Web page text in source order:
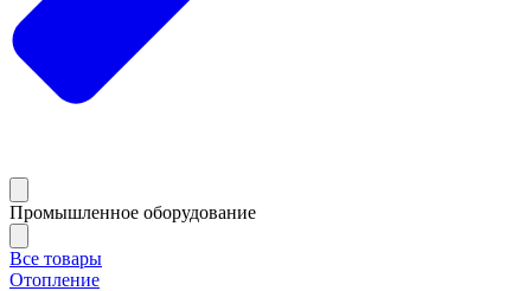
Промышленное оборудование
Все товары
Отопление